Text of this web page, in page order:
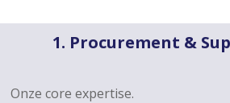
1. Procurement &
Onze core expertise.